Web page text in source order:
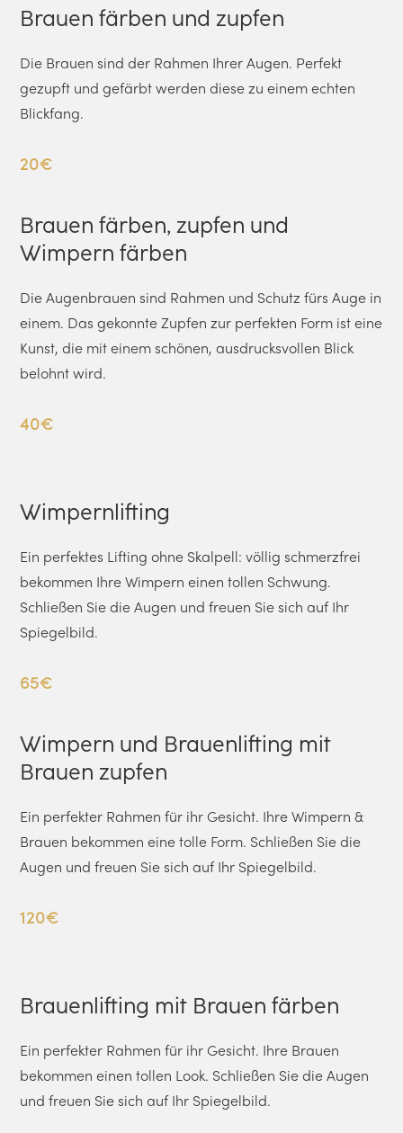
Brauen färben und zupfen
Die Brauen sind der Rahmen Ihrer Augen. Perfekt
gezupft und gefärbt werden diese zu einem echten
Blickfang.
20€
Brauen färben, zupfen und
Wimpern färben
Die Augenbrauen sind Rahmen und Schutz fürs Auge in
einem. Das gekonnte Zupfen zur perfekten Form ist eine
Kunst, die mit einem schönen, ausdrucksvollen Blick
belohnt wird.
40€
Wimpernlifting
Ein perfektes Lifting ohne Skalpell: völlig schmerzfrei
bekommen Ihre Wimpern einen tollen Schwung.
Schließen Sie die Augen und freuen Sie sich auf Ihr
Spiegelbild.
65€
Wimpern und Brauenlifting mit
Brauen zupfen
Ein perfekter Rahmen für ihr Gesicht. Ihre Wimpern &
Brauen bekommen eine tolle Form. Schließen Sie die
Augen und freuen Sie sich auf Ihr Spiegelbild.
120€
Brauenlifting mit Brauen färben
Ein perfekter Rahmen für ihr Gesicht. Ihre Brauen
bekommen einen tollen Look. Schließen Sie die Augen
und freuen Sie sich auf Ihr Spiegelbild.